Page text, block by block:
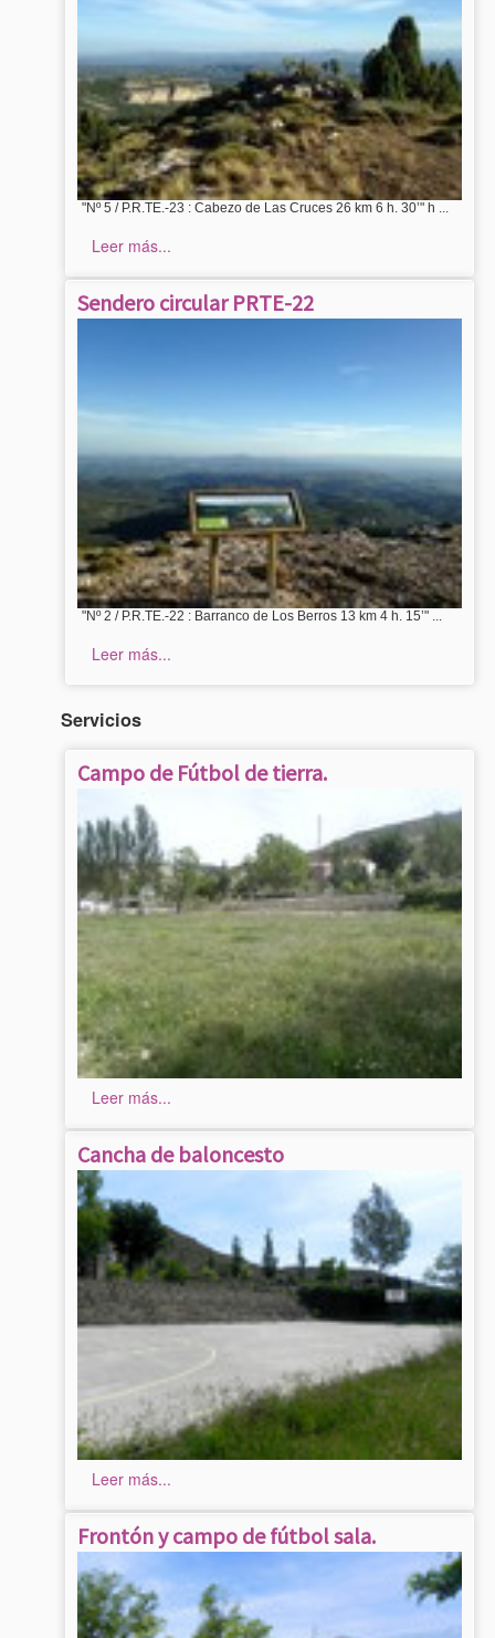
"Nº 5 / P.R.TE.-23 : Cabezo de Las Cruces 26 km 6 h. 30’" h ...
Leer más...
Sendero circular PRTE-22
"Nº 2 / P.R.TE.-22 : Barranco de Los Berros 13 km 4 h. 15’" ...
Leer más...
Servicios
Campo de Fútbol de tierra.
Leer más...
Cancha de baloncesto
Leer más...
Frontón y campo de fútbol sala.